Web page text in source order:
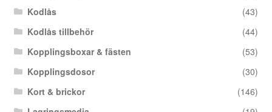
Kodlås
(43)
Kodlås tillbehör
(44)
Kopplingsboxar & fästen
(53)
Kopplingsdosor
(30)
Kort & brickor
(146)